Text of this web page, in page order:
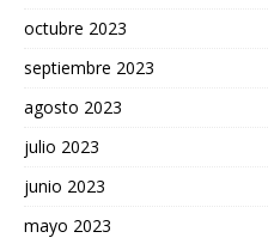
octubre 2023
septiembre 2023
agosto 2023
julio 2023
junio 2023
mayo 2023